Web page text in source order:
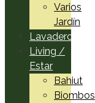
Varios
Jardín
Lavadero
Living /
Estar
Bahiut
Biombos